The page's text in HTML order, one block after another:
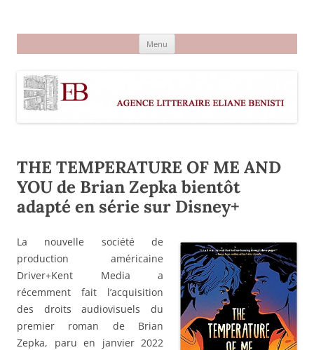
Menu
THE TEMPERATURE OF ME AND
YOU de Brian Zepka bientôt
adapté en série sur Disney+
La nouvelle société de
production américaine
Driver+Kent Media a
récemment fait l’acquisition
des droits audiovisuels du
premier roman de Brian
Zepka, paru en janvier 2022